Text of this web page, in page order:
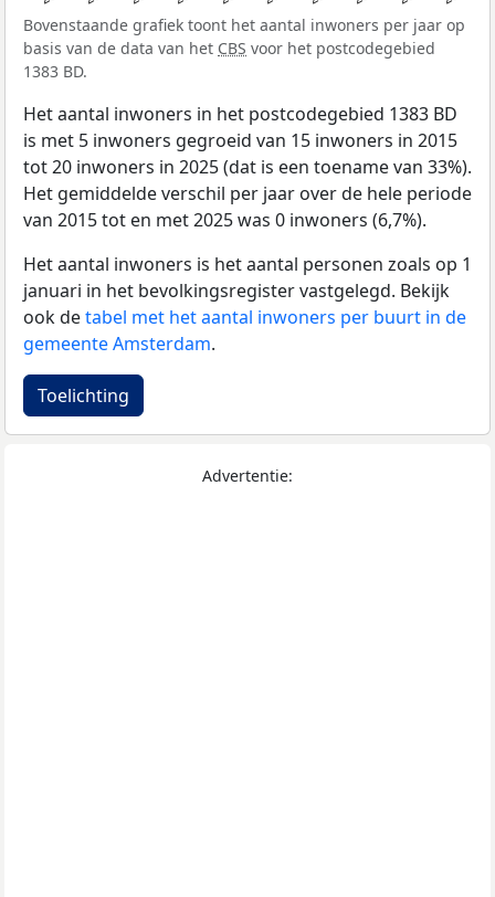
Bovenstaande grafiek toont het aantal inwoners per jaar op
basis van de data van het CBS voor het postcodegebied
1383 BD.
Het aantal inwoners in het postcodegebied 1383 BD
is met 5 inwoners gegroeid van 15 inwoners in 2015
tot 20 inwoners in 2025 (dat is een toename van 33%).
Het gemiddelde verschil per jaar over de hele periode
van 2015 tot en met 2025 was 0 inwoners (6,7%).
Het aantal inwoners is het aantal personen zoals op 1
januari in het bevolkingsregister vastgelegd. Bekijk
ook detabel met het aantal inwoners per buurt in de
gemeente Amsterdam.
Toelichting
Advertentie: